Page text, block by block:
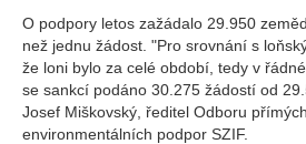
O podpory letos zažádalo 29.950
než jednu žádost. "Pro srovnání s
že loni bylo za celé období, tedy v
se sankcí podáno 30.275 žádostí od
Josef Miškovský, ředitel Odboru
environmentálních podpor SZIF.